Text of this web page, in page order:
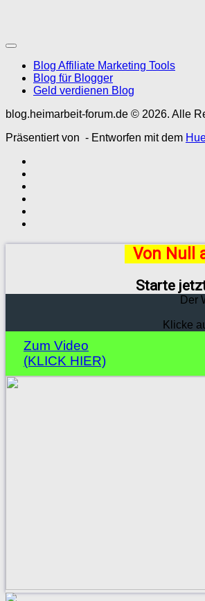
Blog Affiliate Marketing Tools
Blog für Blogger
Geld verdienen Blog
blog.heimarbeit-forum.de © 2026. Alle
Präsentiert von - Entworfen mit dem
Von Null
Starte
Der
Klicke
Zum Video
(KLICK HIER)